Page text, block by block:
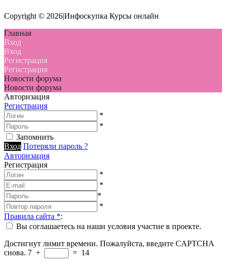
Copyright © 2026|Инфоскупка Курсы онлайн
Главная
Вход
Вход
Регистрация
Регистрация
Новости форума
Новости форума
Авторизация
Регистрация
*
*
Запомнить
Вход Потеряли пароль ?
Авторизация
Регистрация
*
*
*
*
Правила сайта *:
Вы соглашаетесь на наши условия участие в проекте.
Достигнут лимит времени. Пожалуйста, введите CAPTCHA
снова. 7 + = 14